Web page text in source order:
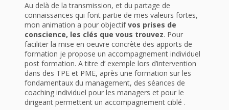
Au delà de la transmission, et du partage de
connaissances qui font partie de mes valeurs fortes,
mon animation a pour objectifvos prises de
conscience, les clés que vous trouvez. Pour
faciliter la mise en oeuvre concrète des apports de
formation je propose un accompagnement individuel
post formation. A titre d’ exemple lors d’intervention
dans des TPE et PME, après une formation sur les
fondamentaux du management, des séances de
coaching individuel pour les managers et pour le
dirigeant permettent un accompagnement ciblé .